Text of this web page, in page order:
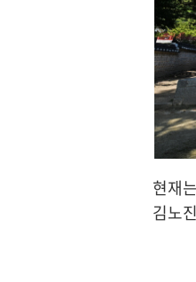
현재
김노